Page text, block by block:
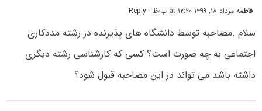
فاطمهمرداد ۱۸, ۱۳۹۹ at ۱۲:۲۰ ب٫ظ - Reply
سلام .مصاحبه توسط دانشگاه های پذیرنده در رشته مددکاری
اجتماعی به چه صورت است؟ کسی که کارشناسی رشته دیگری
داشته باشد می تواند در این مصاحبه قبول شود؟